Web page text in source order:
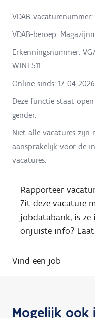
VDAB-vacaturenummer:
VDAB-beroep:
Erkenningsnummer:
W.INT.511
Online sinds: 17-04-2026
Deze functie staat
gender.
Niet alle vacatures zijn
aansprakelijk voor de
vacatures.
Rapporteer
Zit deze vacature
jobdatabank, is ze
onjuiste info?
Vind een job
Mogelijk ook